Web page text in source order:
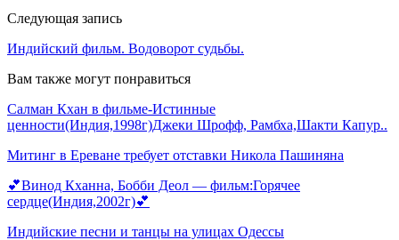
Следующая запись
Индийский фильм. Водоворот судьбы.
Вам также могут понравиться
Салман Кхан в фильме-Истинные
ценности(Индия,1998г)Джеки Шрофф, Рамбха,Шакти Капур..
Митинг в Ереване требует отставки Никола Пашиняна
💕Винод Кханна, Бобби Деол — фильм:Горячее
сердце(Индия,2002г)💕
Индийские песни и танцы на улицах Одессы